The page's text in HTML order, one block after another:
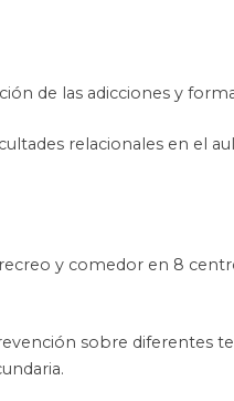
de las adicciones y
relacionales en el
y comedor en 8
sobre diferentes